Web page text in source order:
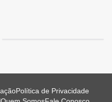
Política de Privacidade